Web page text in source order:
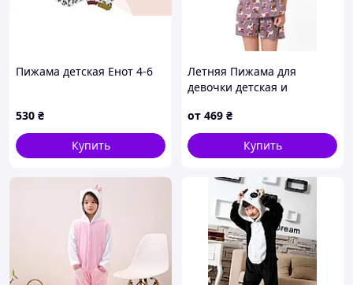
Пижама детская Енот 4-6
530 ₴
Купить
Летняя Пижама для
девочки детская и
шорты, кулир, 100%
хлопок, 140см, 146см,
152см, 158см, 164см, 170
от 469 ₴
Купить